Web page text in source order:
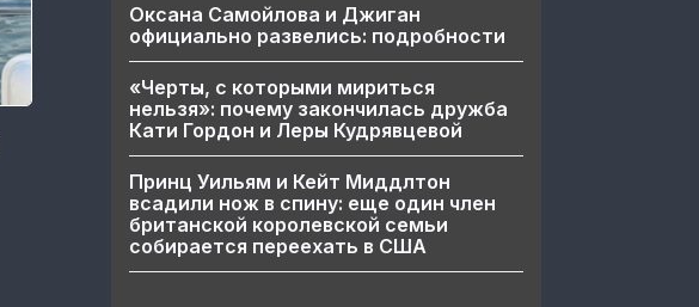
Оксана Самойлова и Джиган
официально развелись: подробности
«Черты, с которыми мириться
нельзя»: почему закончилась дружба
Кати Гордон и Леры Кудрявцевой
Принц Уильям и Кейт Миддлтон
всадили нож в спину: еще один член
британской королевской семьи
собирается переехать в США